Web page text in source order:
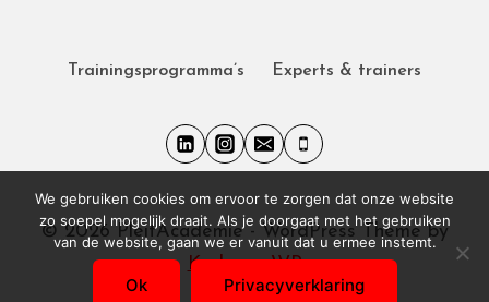
Trainingsprogramma’s Experts & trainers
© 2026 PleitAcademie - WordPress Theme by
Kadence WP
We gebruiken cookies om ervoor te zorgen dat onze website
zo soepel mogelijk draait. Als je doorgaat met het gebruiken
van de website, gaan we er vanuit dat u ermee instemt.
Ok Privacyverklaring